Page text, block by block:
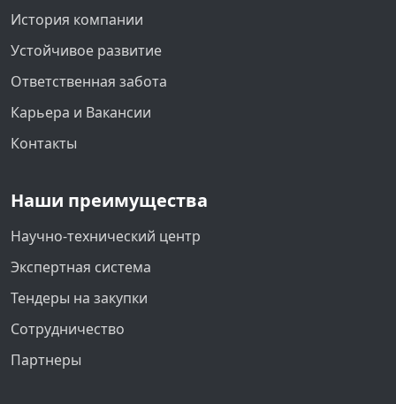
История компании
Устойчивое развитие
Ответственная забота
Карьера и Вакансии
Контакты
Наши преимущества
Научно-технический центр
Экспертная система
Тендеры на закупки
Сотрудничество
Партнеры